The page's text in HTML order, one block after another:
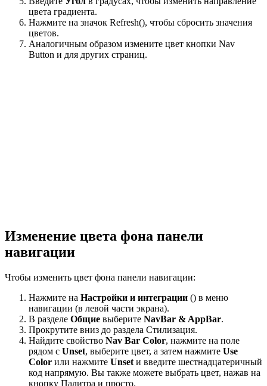
цвета градиента.
Нажмите на значок Refresh(), чтобы сбросить значения
цветов.
Аналогичным образом измените цвет кнопки Nav
Button и для других страниц.
Изменение цвета фона панели
навигации
Чтобы изменить цвет фона панели навигации:
Нажмите на Настройки и интеграции () в меню
навигации (в левой части экрана).
В разделе Общие выберите NavBar & AppBar.
Прокрутите вниз до раздела Стилизация.
Найдите свойство Nav Bar Color, нажмите на поле
рядом с Unset, выберите цвет, а затем нажмите Use
Color или нажмите Unset и введите шестнадцатеричный
код напрямую. Вы также можете выбрать цвет, нажав на
кнопку Палитра и просто.